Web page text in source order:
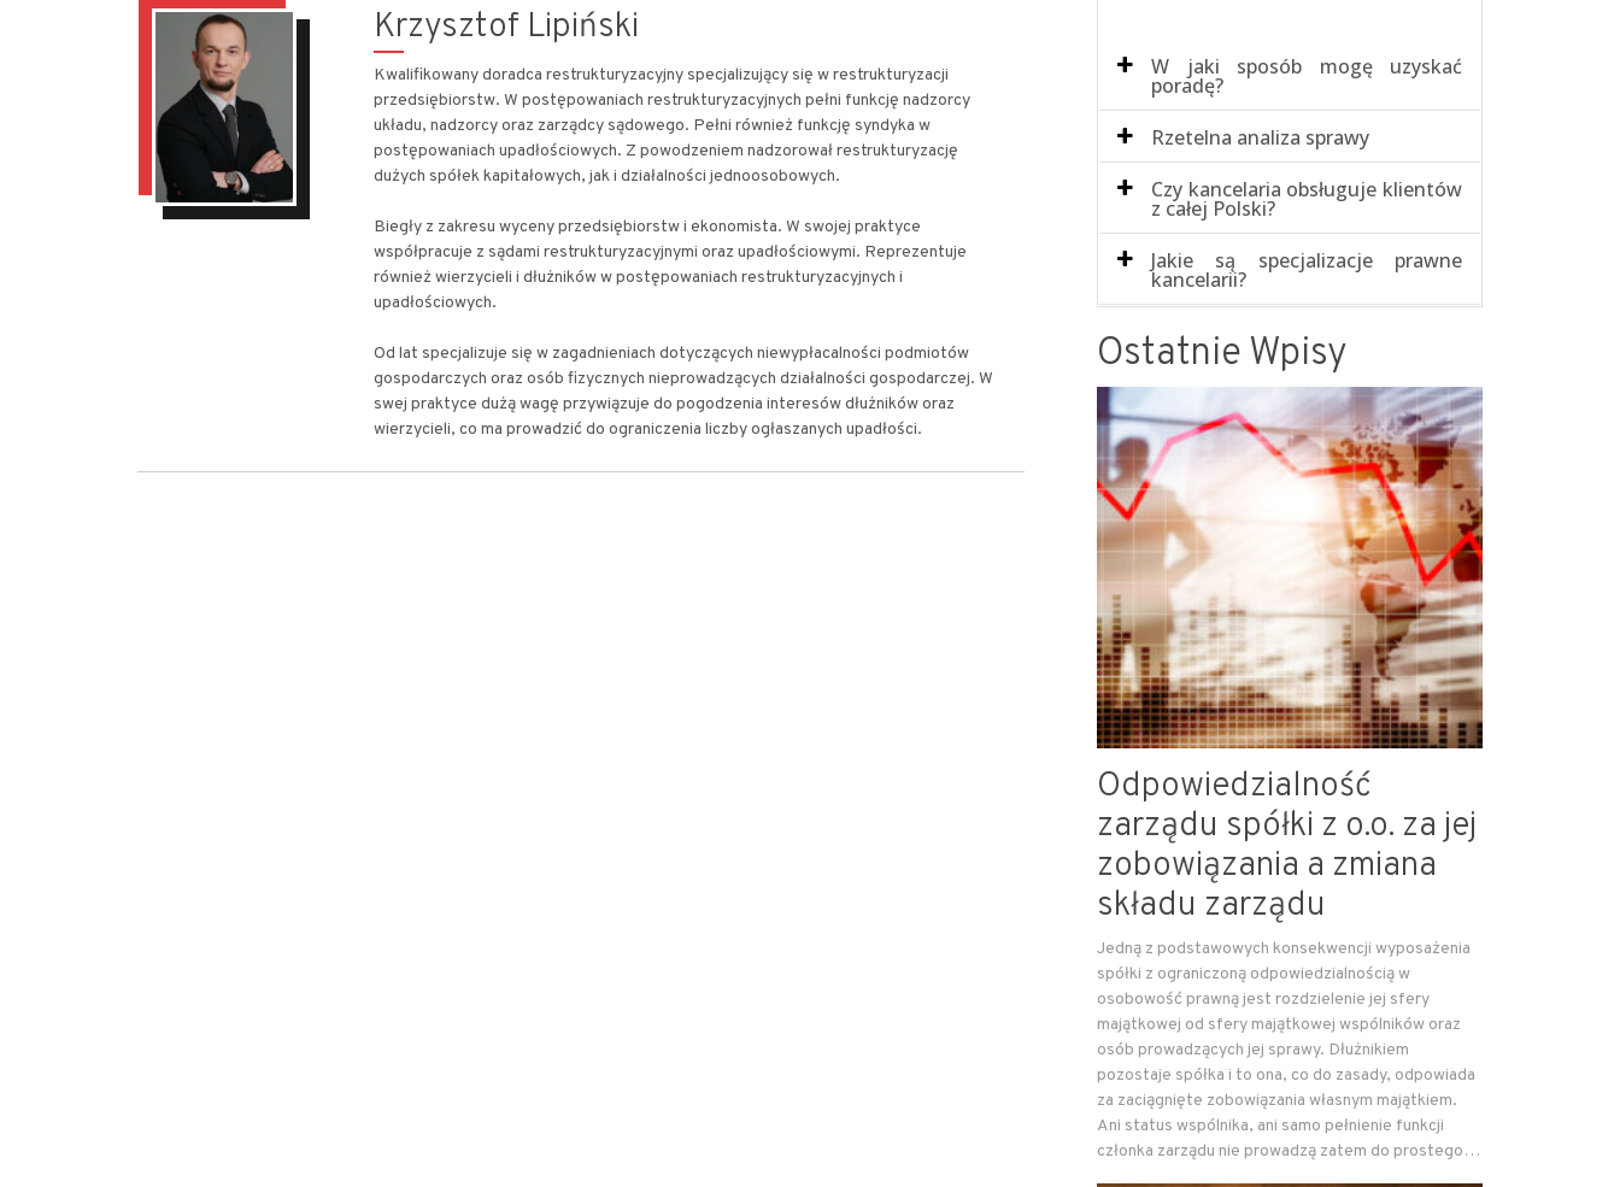
Krzysztof Lipiński
Kwalifikowany doradca restrukturyzacyjny specjalizujący się w restrukturyzacji
przedsiębiorstw. W postępowaniach restrukturyzacyjnych pełni funkcję nadzorcy
układu, nadzorcy oraz zarządcy sądowego. Pełni również funkcję syndyka w
postępowaniach upadłościowych. Z powodzeniem nadzorował restrukturyzację
dużych spółek kapitałowych, jak i działalności jednoosobowych.
Biegły z zakresu wyceny przedsiębiorstw i ekonomista. W swojej praktyce
współpracuje z sądami restrukturyzacyjnymi oraz upadłościowymi. Reprezentuje
również wierzycieli i dłużników w postępowaniach restrukturyzacyjnych i
upadłościowych.
Od lat specjalizuje się w zagadnieniach dotyczących niewypłacalności podmiotów
gospodarczych oraz osób fizycznych nieprowadzących działalności gospodarczej. W
swej praktyce dużą wagę przywiązuje do pogodzenia interesów dłużników oraz
wierzycieli, co ma prowadzić do ograniczenia liczby ogłaszanych upadłości.
W jaki sposób mogę uzyskać
poradę?
Rzetelna analiza sprawy
Czy kancelaria obsługuje klientów
z całej Polski?
Jakie są specjalizacje prawne
kancelarii?
Ostatnie Wpisy
Odpowiedzialność
zarządu spółki z o.o. za jej
zobowiązania a zmiana
składu zarządu
Jedną z podstawowych konsekwencji wyposażenia
spółki z ograniczoną odpowiedzialnością w
osobowość prawną jest rozdzielenie jej sfery
majątkowej od sfery majątkowej wspólników oraz
osób prowadzących jej sprawy. Dłużnikiem
pozostaje spółka i to ona, co do zasady, odpowiada
za zaciągnięte zobowiązania własnym majątkiem.
Ani status wspólnika, ani samo pełnienie funkcji
członka zarządu nie prowadzą zatem do prostego…